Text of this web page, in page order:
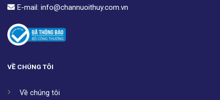
E-mail: info@channuoithuy.com.vn
VỀ CHÚNG TÔI
Về chúng tôi